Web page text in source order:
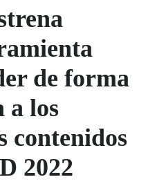
de forma
a los
contenidos
2022